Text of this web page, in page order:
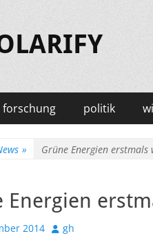
forschung politik
» Grüne Energien
Energien
2014 Autor
gh